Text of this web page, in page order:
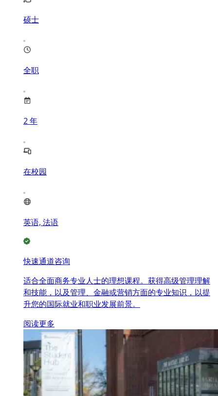
硕士
全职
2 年
在校园
英语, 法语
快速通道咨询
适合全面商务专业人士的理想课程。获得高级管理理解
和技能，以及管理、金融或营销方面的专业知识，以提
升您的国际就业和职业发展前景。
阅读更多